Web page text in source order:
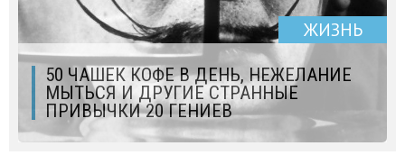
ЖИЗНЬ
50 ЧАШЕК КОФЕ В ДЕНЬ, НЕЖЕЛАНИЕ
МЫТЬСЯ И ДРУГИЕ СТРАННЫЕ
ПРИВЫЧКИ 20 ГЕНИЕВ